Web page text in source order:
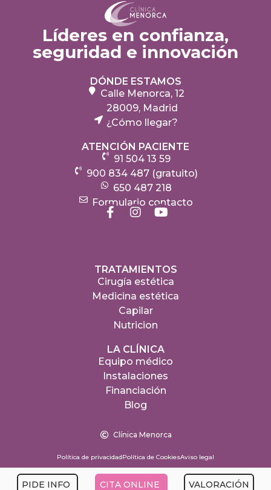
Líderes en confianza,
seguridad e innovación
DÓNDE ESTAMOS
Calle Menorca, 12
28009, Madrid
¿Cómo llegar?
ATENCIÓN PACIENTE
91 504 13 59
900 834 487 (gratuito)
650 487 218
Formulario contacto
TRATAMIENTOS
Cirugía estética
Medicina estética
Capilar
Nutricion
LA CLÍNICA
Equipo médico
Instalaciones
Financiación
Blog
Clínica Menorca
Política de privacidadPolítica de CookiesAviso legal
PIDE INFO CITA ONLINE VALORACIÓN